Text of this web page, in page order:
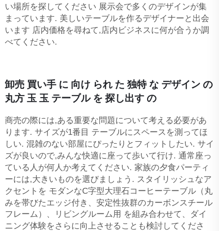
い場所を探してください 展示会で多くのデザインが集
まっています. 美しいテーブルを作るデザイナーと出会
います 店内価格を尋ねて,店内ビジネスに何が合うか調
べてください.
卸売 買い手 に 向け られ た 独特 な デザイン の
丸方 玉 玉 テーブル を 探し出す の
商売の際には,ある重要な問題について考える必要があ
ります. サイズが1番目 テーブルにスペースを測ってほ
しい. 混雑のない部屋にぴったりとフィットしたい. サイ
ズが良いので,みんな快適に座って歩いて行け. 通常座っ
ている人が何人か考えてください. 家族の夕食パーティ
ーには,大きいものを選びましょう. スタイリッシュなア
クセントを モダンなC字型大理石コーヒーテーブル（丸
みを帯びたエッジ付き、安定性抜群のカーボンスチール
フレーム）、リビングルーム用 を組み合わせて、ダイ
ニング体験をさらに向上させることも検討してくださ